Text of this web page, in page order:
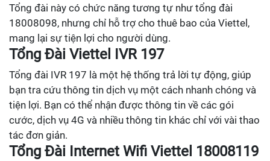
Tổng đài này có chức năng tương tự như tổng đài
18008098, nhưng chỉ hỗ trợ cho thuê bao của Viettel,
mang lại sự tiện lợi cho người dùng.
Tổng Đài Viettel IVR 197
Tổng đài IVR 197 là một hệ thống trả lời tự động, giúp
bạn tra cứu thông tin dịch vụ một cách nhanh chóng và
tiện lợi. Bạn có thể nhận được thông tin về các gói
cước, dịch vụ 4G và nhiều thông tin khác chỉ với vài thao
tác đơn giản.
Tổng Đài Internet Wifi Viettel 18008119